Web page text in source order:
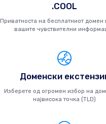
.COOL
Приватноста на бесплатниот домен
вашите чувствителни
Доменски
Изберете од огромен избор на
највисока точка (TLD)